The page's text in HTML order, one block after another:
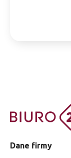
Dane firmy